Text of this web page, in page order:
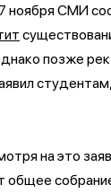
ноября СМИ
позже
студентам,
на это
общее